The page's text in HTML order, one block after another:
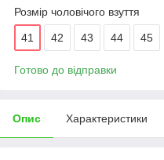
Розмір чоловічого взуття
41 42 43 44 45
Готово до відправки
Опис Характеристики